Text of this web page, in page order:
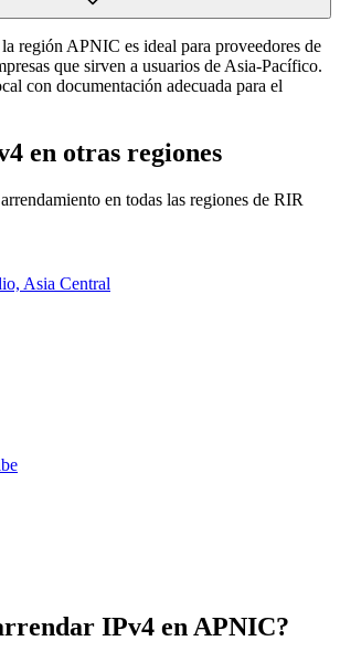
región APNIC es ideal para proveedores de
que sirven a usuarios de Asia-Pacífico.
con documentación adecuada para el
en otras regiones
en todas las regiones de RIR
Asia Central
IPv4 en APNIC?